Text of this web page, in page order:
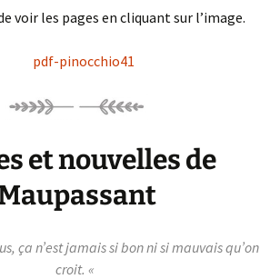
voir les pages en cliquant sur l’image.
et nouvelles de
ça n’est jamais si bon ni si mauvais qu’on
croit. «